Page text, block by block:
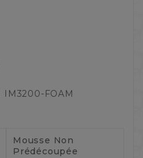
IM3200-FOAM
Mousse Non
Prédécoupée